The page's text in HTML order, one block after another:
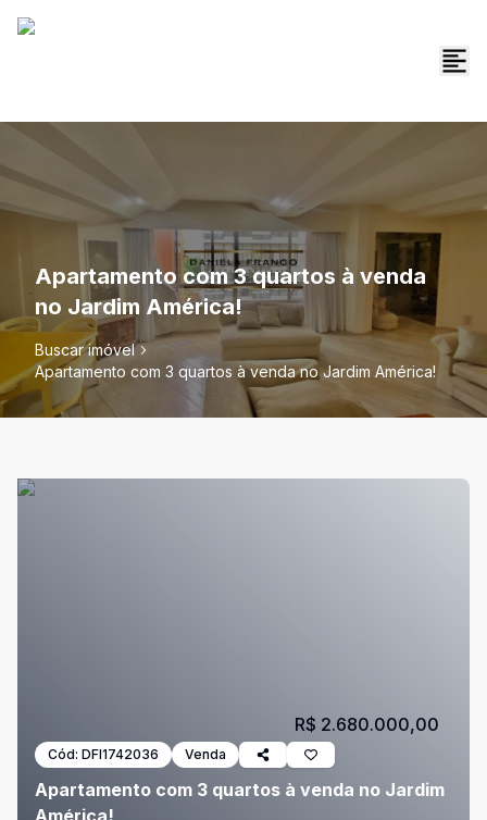
Apartamento com 3 quartos à venda
no Jardim América!
Buscar imóvel
Apartamento com 3 quartos à venda no Jardim América!
Cód: DFI1742036 Venda
Apartamento com 3 quartos à venda no Jardim
América!
R$ 2.680.000,00